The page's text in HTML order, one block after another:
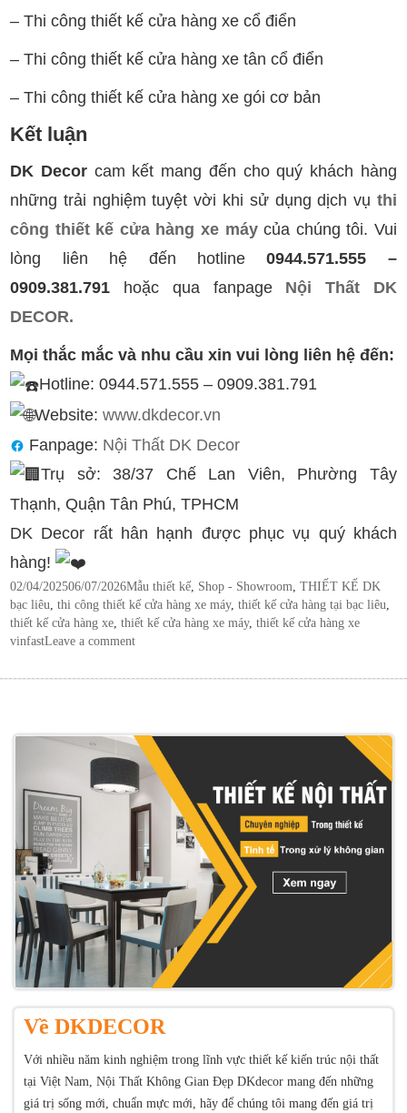
– Thi công thiết kế cửa hàng xe cổ điển
– Thi công thiết kế cửa hàng xe tân cổ điển
– Thi công thiết kế cửa hàng xe gói cơ bản
Kết luận
DK Decorcam kết mang đến cho quý khách hàng
những trải nghiệm tuyệt vời khi sử dụng dịch vụ thi
công thiết kế cửa hàng xe máycủa chúng tôi. Vui
lòng liên hệ đến hotline0944.571.555 –
0909.381.791
hoặc qua fanpageNội Thất DK
DECOR.
Mọi thắc mắc và nhu cầu xin vui lòng liên hệ đến:
Hotline: 0944.571.555 – 0909.381.791
Website:www.dkdecor.vn
Fanpage: Nội Thất DK Decor
Trụ sở: 38/37 Chế Lan Viên, Phường Tây
Thạnh, Quận Tân Phú, TPHCM
DK Decor rất hân hạnh được phục vụ quý khách
hàng!
Posted
on
02/04/202506/07/2026Categories
Mẫu thiết kế, Shop - Showroom,THIẾT KẾ DK
bạc liêu,thi công thiết kế cửa hàng xe máy,thiết kế cửa hàng tại bạc liêu,
thiết kế cửa hàng xe,thiết kế cửa hàng xe máy,thiết kế cửa hàng xe
vinfastLeave a comment
Về DKDECOR
Với nhiều năm kinh nghiệm trong lĩnh vực thiết kế kiến trúc nội thất
tại Việt Nam, Nội Thất Không Gian Đẹp DKdecor mang đến những
giá trị sống mới, chuẩn mực mới, hãy để chúng tôi mang đến giá trị